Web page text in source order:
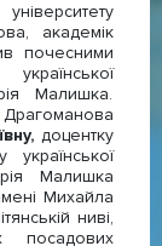
академік
почесними
Малишка.
доцентку
Малишка
Михайла
ниві,
посадових